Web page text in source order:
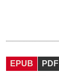
EPUB PDF